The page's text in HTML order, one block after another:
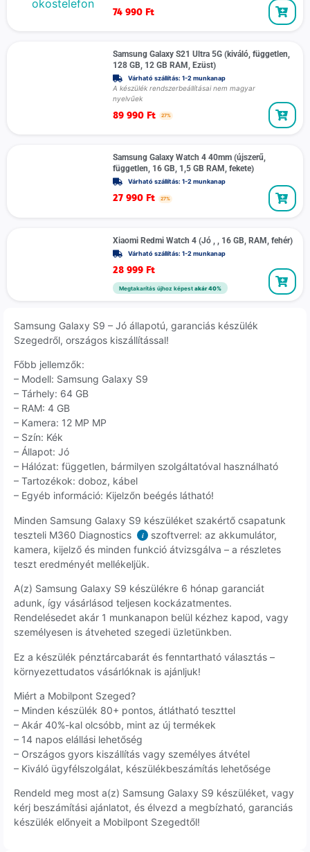
74 990 Ft
Samsung Galaxy S21 Ultra 5G (kiváló, független,
128 GB, 12 GB RAM, Ezüst)
Várható szállítás: 1-2 munkanap
A készülék rendszerbeállításai nem magyar
nyelvűek
89 990 Ft 27%
Samsung Galaxy Watch 4 40mm (újszerű,
független, 16 GB, 1,5 GB RAM, fekete)
Várható szállítás: 1-2 munkanap
27 990 Ft 27%
Xiaomi Redmi Watch 4 (Jó , , 16 GB, RAM, fehér)
Várható szállítás: 1-2 munkanap
28 999 Ft
Megtakarítás újhoz képest akár 40%
Samsung Galaxy S9 – Jó állapotú, garanciás készülék
Szegedről, országos kiszállítással!
Főbb jellemzők:
– Modell: Samsung Galaxy S9
– Tárhely: 64 GB
– RAM: 4 GB
– Kamera: 12 MP MP
– Szín: Kék
– Állapot: Jó
– Hálózat: független, bármilyen szolgáltatóval használható
– Tartozékok: doboz, kábel
– Egyéb információ: Kijelzőn beégés látható!
Minden Samsung Galaxy S9 készüléket szakértő csapatunk
teszteli M360 Diagnostics
i
szoftverrel: az akkumulátor,
kamera, kijelző és minden funkció átvizsgálva – a részletes
teszt eredményét mellékeljük.
A(z) Samsung Galaxy S9 készülékre 6 hónap garanciát
adunk, így vásárlásod teljesen kockázatmentes.
Rendelésedet akár 1 munkanapon belül kézhez kapod, vagy
személyesen is átveheted szegedi üzletünkben.
Ez a készülék pénztárcabarát és fenntartható választás –
környezettudatos vásárlóknak is ajánljuk!
Miért a Mobilpont Szeged?
– Minden készülék 80+ pontos, átlátható teszttel
– Akár 40%-kal olcsóbb, mint az új termékek
– 14 napos elállási lehetőség
– Országos gyors kiszállítás vagy személyes átvétel
– Kiváló ügyfélszolgálat, készülékbeszámítás lehetősége
Rendeld meg most a(z) Samsung Galaxy S9 készüléket, vagy
kérj beszámítási ajánlatot, és élvezd a megbízható, garanciás
készülék előnyeit a Mobilpont Szegedtől!